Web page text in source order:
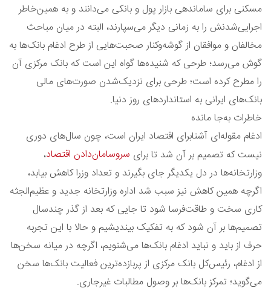
مسکنی برای ساماندهی بازار پول و بانکی می‌دانند و به همین‌خاطر
اجرایی‌شدنش را به زمانی دیگر می‌سپارند، البته در میان مباحث
مخالفان و موافقان از گوشه‌وکنار صحبت‌‌هایی از طرح ادغام بانک‌ها به
گوش می‌رسد؛ طرحی که شنیده‌ها گواه این است که بانک ‌مرکزی آن
را مطرح کرده است؛ طرحی برای نزدیک‌شدن صورت‌های مالی
بانک‌های ایرانی به استانداردهای روز دنیا.
خاطرات به‌جا مانده
ادغام مقوله‌ای آشنابرای اقتصاد ایران است، چون سال‌های دوری
نیست که تصمیم بر آن شد تا برای سروسامان‌دادن اقتصاد،
وزارتخانه‌ها در دل یکدیگر جای بگیرند و تعداد وزرا کاهش بیابد،
اگرچه همین کاهش نیز سبب شد اداره وزارتخانه جدید و عظیم‌الجثه
کاری سخت و طاقت‌فرسا شود تا جایی که بعد از گذر چند‌سال
تصمیم‌ها بر آن شود که به تفکیک بیندیشیم و حالا با این تجربه
حرف از باید و نباید ادغام بانک‌ها می‌شنویم، اگرچه در میانه سخن‌ها
از ادغام، رئیس‌کل بانک‌ مرکزی از پربازده‌ترین فعالیت بانک‌ها سخن
می‌گوید؛ تمرکز بانک‌ها بر وصول مطالبات غیرجاری.